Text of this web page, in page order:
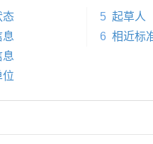
态
息
息
位
5 起草人
6 相近标